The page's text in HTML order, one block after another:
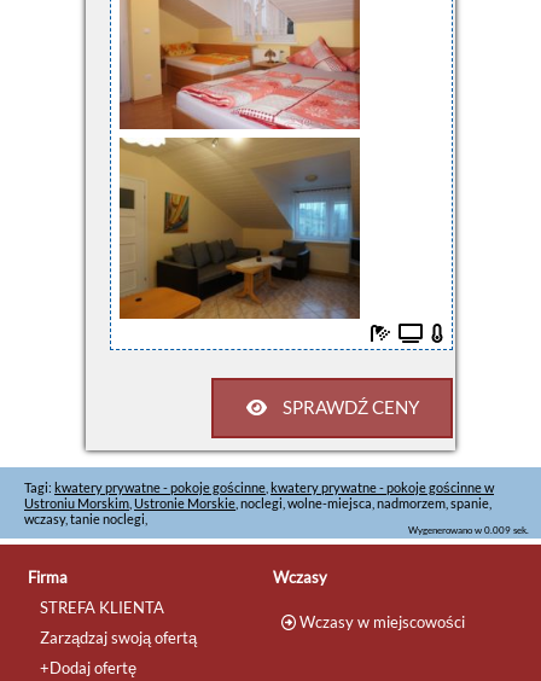
SPRAWDŹ CENY
Tagi: kwatery prywatne - pokoje gościnne kwatery prywatne - pokoje gościnne w
Ustroniu Morskim Ustronie Morskie , noclegi, wolne-miejsca, nadmorzem, spanie,
wczasy, tanie noclegi,
Wygenerowano w 0.009 sek.
Firma
STREFA KLIENTA
Zarządzaj swoją ofertą
+Dodaj ofertę
Wczasy
Wczasy w miejscowości